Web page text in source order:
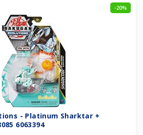
-20%
- Platinum Sharktar +
6063394